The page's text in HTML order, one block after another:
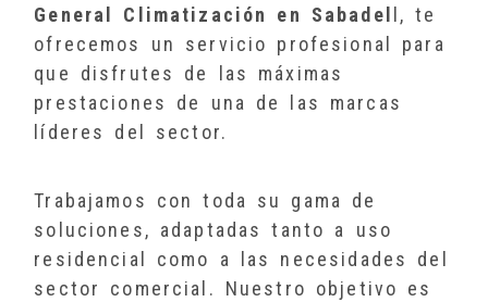
General Climatización en Sabadel
l, te
ofrecemos un servicio profesional para
que disfrutes de las máximas
prestaciones de una de las marcas
líderes del sector.
Trabajamos con toda su gama de
soluciones, adaptadas tanto a uso
residencial como a las necesidades del
sector comercial. Nuestro objetivo es